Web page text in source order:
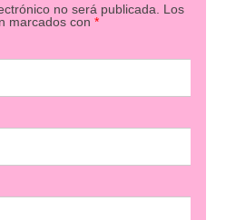
no será publicada.
Los
marcados con *